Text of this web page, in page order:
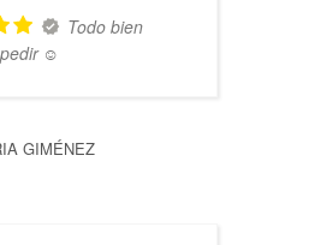
Todo bien
☺️
GIMÉNEZ